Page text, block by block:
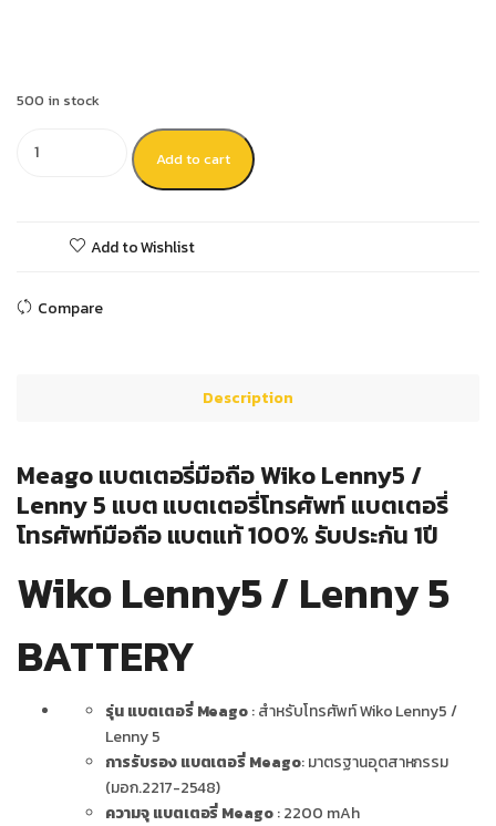
500 in stock
Add to cart
Add to Wishlist
Compare
Description
Meago แบตเตอรี่มือถือ Wiko Lenny5 /
Lenny 5 แบต แบตเตอรี่โทรศัพท์ แบตเตอรี่
โทรศัพท์มือถือ แบตแท้ 100% รับประกัน 1ปี
Wiko Lenny5 / Lenny 5
BATTERY
รุ่น แบตเตอรี่ Meago: สำหรับโทรศัพท์ Wiko Lenny5 /
Lenny 5
การรับรอง แบตเตอรี่ Meago: มาตรฐานอุตสาหกรรม
(มอก.2217-2548)
ความจุ แบตเตอรี่ Meago: 2200 mAh